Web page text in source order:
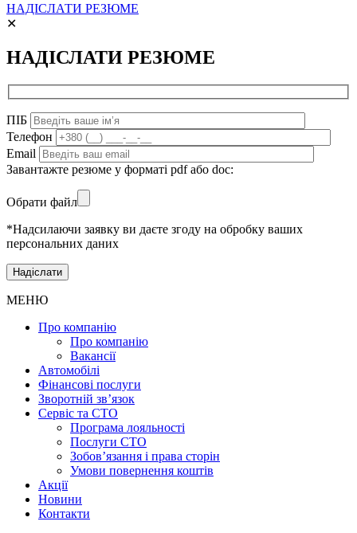
НАДІСЛАТИ РЕЗЮМЕ
✕
НАДІСЛАТИ РЕЗЮМЕ
ПІБ
Телефон
Email
Завантажте резюме у форматі pdf або doc:
Обрати файл
*Надсилаючи заявку ви даєте згоду на обробку ваших
персональних даних
МЕНЮ
Про компанію
Про компанію
Вакансії
Автомобілі
Фінансові послуги
Зворотній зв’язок
Cервіс та СТО
Програма лояльності
Послуги СТО
Зобов’язання і права сторін
Умови повернення коштів
Акції
Новини
Контакти